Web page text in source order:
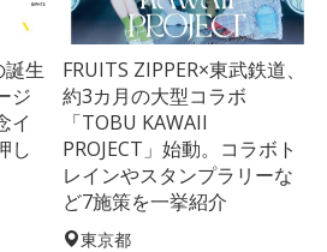
生
ジ
イ
し
FRUITS ZIPPER×東武鉄道、
約3カ月の大型コラボ
「TOBU KAWAII
PROJECT」始動。コラボト
レインやスタンプラリーな
ど7施策を一挙紹介
東京都